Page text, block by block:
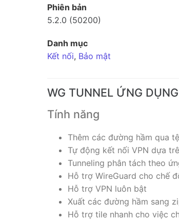
Phiên bản
5.2.0 (50200)
Danh mục
Kết nối, Bảo mật
WG TUNNEL ỨNG DỤNG
Tính năng
Thêm các đường hầm qua
Tự động kết nối VPN dựa
Tunneling phân tách theo
Hỗ trợ WireGuard cho chế
Hỗ trợ VPN luôn bật
Xuất các đường hầm sang
Hỗ trợ tile nhanh cho việc